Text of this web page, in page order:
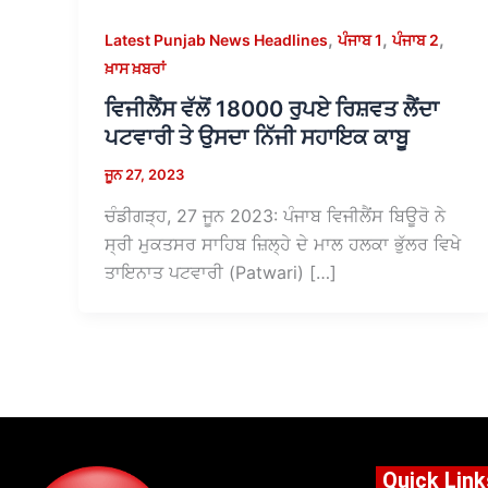
Latest Punjab News Headlines,ਪੰਜਾਬ 1,ਪੰਜਾਬ 2,
ਖ਼ਾਸ ਖ਼ਬਰਾਂ
ਵਿਜੀਲੈਂਸ ਵੱਲੋਂ 18000 ਰੁਪਏ ਰਿਸ਼ਵਤ ਲੈਂਦਾ
ਪਟਵਾਰੀ ਤੇ ਉਸਦਾ ਨਿੱਜੀ ਸਹਾਇਕ ਕਾਬੂ
ਜੂਨ 27, 2023
ਚੰਡੀਗੜ੍ਹ, 27 ਜੂਨ 2023: ਪੰਜਾਬ ਵਿਜੀਲੈਂਸ ਬਿਊਰੋ ਨੇ
ਸ੍ਰੀ ਮੁਕਤਸਰ ਸਾਹਿਬ ਜ਼ਿਲ੍ਹੇ ਦੇ ਮਾਲ ਹਲਕਾ ਭੁੱਲਰ ਵਿਖੇ
ਤਾਇਨਾਤ ਪਟਵਾਰੀ (Patwari) […]
Quick